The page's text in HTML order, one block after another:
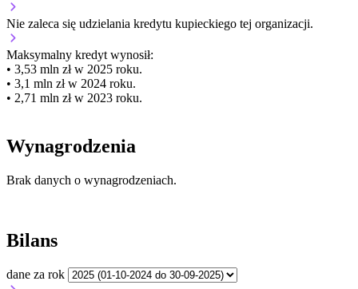
Nie zaleca się udzielania kredytu kupieckiego tej organizacji.
Maksymalny kredyt wynosił:
• 3,53 mln zł w 2025 roku.
• 3,1 mln zł w 2024 roku.
• 2,71 mln zł w 2023 roku.
Wynagrodzenia
Brak danych o wynagrodzeniach.
Bilans
dane za rok